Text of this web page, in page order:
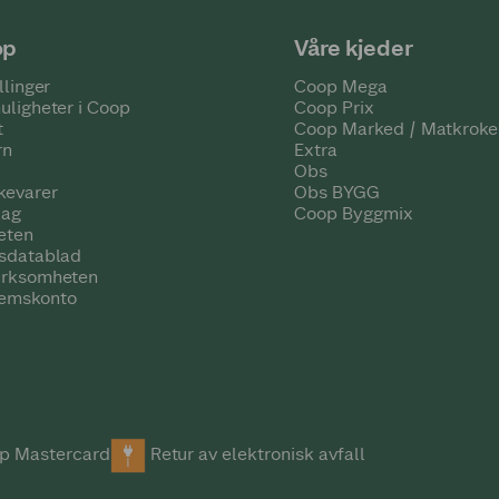
i Coop
Våre kjeder
Coop Mega
Coop Prix
Coop Marked /
Extra
Obs
Obs BYGG
Coop Byggmix
Mastercard Retur av elektronisk avfall